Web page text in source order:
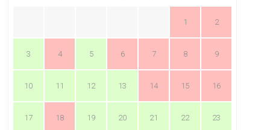
1 2
3 4 5 6 7 8 9
10 11 12 13 14 15 16
17 18 19 20 21 22 23